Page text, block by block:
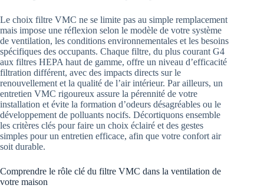
Le choix filtre VMC ne se limite pas au simple remplacement
mais impose une réflexion selon le modèle de votre système
de ventilation, les conditions environnementales et les besoins
spécifiques des occupants. Chaque filtre, du plus courant G4
aux filtres HEPA haut de gamme, offre un niveau d’efficacité
filtration différent, avec des impacts directs sur le
renouvellement et la qualité de l’air intérieur. Par ailleurs, un
entretien VMC rigoureux assure la pérennité de votre
installation et évite la formation d’odeurs désagréables ou le
développement de polluants nocifs. Décortiquons ensemble
les critères clés pour faire un choix éclairé et des gestes
simples pour un entretien efficace, afin que votre confort air
soit durable.
Comprendre le rôle clé du filtre VMC dans la ventilation de
votre maison